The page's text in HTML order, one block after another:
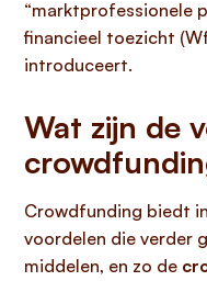
“marktprofessionele
financieel toezicht
introduceert.
Wat zijn de
Crowdfunding biedt
voordelen die verder
middelen, en zo de